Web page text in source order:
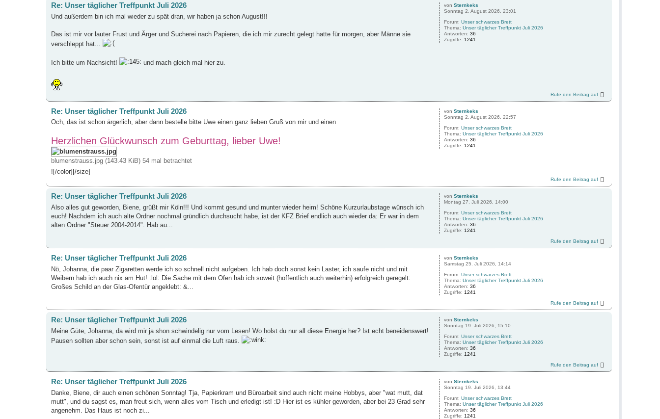
von Sternkeks
Sonntag 2. August 2026, 23:01
Forum: Unser schwarzes Brett
Thema: Unser täglicher Treffpunkt Juli 2026
Antworten: 36
Zugriffe: 1241
Re: Unser täglicher Treffpunkt Juli 2026
Und außerdem bin ich mal wieder zu spät dran, wir haben ja schon August!!!
Das ist mir vor lauter Frust und Ärger und Sucherei nach Papieren, die ich mir zurecht gelegt hatte für morgen, aber Männe sie
verschleppt hat...
Ich bitte um Nachsicht! und mach gleich mal hier zu.
Rufe den Beitrag auf
von Sternkeks
Sonntag 2. August 2026, 22:57
Forum: Unser schwarzes Brett
Thema: Unser täglicher Treffpunkt Juli 2026
Antworten: 36
Zugriffe: 1241
Re: Unser täglicher Treffpunkt Juli 2026
Och, das ist schon ärgerlich, aber dann bestelle bitte Uwe einen ganz lieben Gruß von mir und einen
Herzlichen Glückwunsch zum Geburttag, lieber Uwe!
blumenstrauss.jpg (143.43 KiB) 54 mal betrachtet
![/color][/size]
Rufe den Beitrag auf
von Sternkeks
Montag 27. Juli 2026, 14:00
Forum: Unser schwarzes Brett
Thema: Unser täglicher Treffpunkt Juli 2026
Antworten: 36
Zugriffe: 1241
Re: Unser täglicher Treffpunkt Juli 2026
Also alles gut geworden, Biene, grüßt mir Köln!!! Und kommt gesund und munter wieder heim! Schöne Kurzurlaubstage wünsch ich
euch! Nachdem ich auch alte Ordner nochmal gründlich durchsucht habe, ist der KFZ Brief endlich auch wieder da: Er war in dem
alten Ordner "Steuer 2004-2014". Hab au...
Rufe den Beitrag auf
von Sternkeks
Samstag 25. Juli 2026, 14:14
Forum: Unser schwarzes Brett
Thema: Unser täglicher Treffpunkt Juli 2026
Antworten: 36
Zugriffe: 1241
Re: Unser täglicher Treffpunkt Juli 2026
Nö, Johanna, die paar Zigaretten werde ich so schnell nicht aufgeben. Ich hab doch sonst kein Laster, ich saufe nicht und mit
Weibern hab ich auch nix am Hut! :lol: Die Sache mit dem Ofen hab ich soweit (hoffentlich auch weiterhin) erfolgreich geregelt:
Großes Schild an der Glas-Ofentür angeklebt: &...
Rufe den Beitrag auf
von Sternkeks
Sonntag 19. Juli 2026, 15:10
Forum: Unser schwarzes Brett
Thema: Unser täglicher Treffpunkt Juli 2026
Antworten: 36
Zugriffe: 1241
Re: Unser täglicher Treffpunkt Juli 2026
Meine Güte, Johanna, da wird mir ja shon schwindelig nur vom Lesen! Wo holst du nur all diese Energie her? Ist echt beneidenswert!
Pausen sollten aber schon sein, sonst ist auf einmal die Luft raus.
Rufe den Beitrag auf
von Sternkeks
Sonntag 19. Juli 2026, 13:44
Forum: Unser schwarzes Brett
Thema: Unser täglicher Treffpunkt Juli 2026
Antworten: 36
Zugriffe: 1241
Re: Unser täglicher Treffpunkt Juli 2026
Danke, Biene, dir auch einen schönen Sonntag! Tja, Papierkram und Büroarbeit sind auch nicht meine Hobbys, aber "wat mutt, dat
mutt", und du sagst es, man freut sich, wenn alles vom Tisch und erledigt ist! :D Hier ist es kühler geworden, aber bei 23 Grad sehr
angenehm. Das Haus ist noch zi...